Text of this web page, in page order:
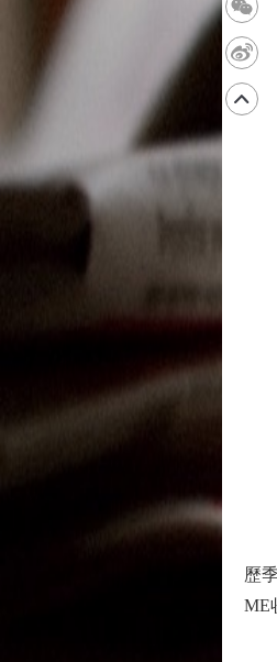
【
歷
ME